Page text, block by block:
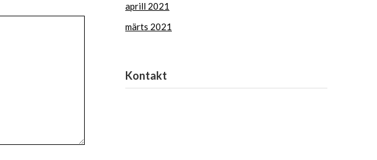
aprill 2021
märts 2021
Kontakt